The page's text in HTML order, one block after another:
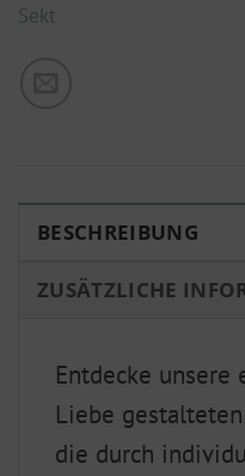
Sekt
BESCHREIBUNG
ZUSÄTZLICHE
Entdecke
Liebe
die durch